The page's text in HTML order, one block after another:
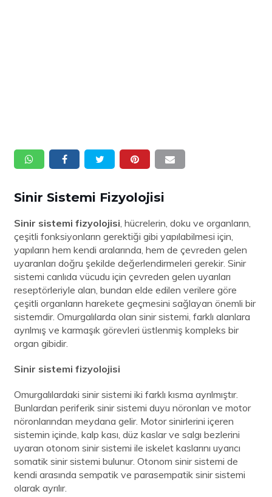
Sinir Sistemi Fizyolojisi
Sinir sistemi fizyolojisi , hücrelerin, doku ve organların,
çeşitli fonksiyonların gerektiği gibi yapılabilmesi için,
yapıların hem kendi aralarında, hem de çevreden gelen
uyaranları doğru şekilde değerlendirmeleri gerekir. Sinir
sistemi canlıda vücudu için çevreden gelen uyarıları
reseptörleriyle alan, bundan elde edilen verilere göre
çeşitli organların harekete geçmesini sağlayan önemli bir
sistemdir. Omurgalılarda olan sinir sistemi, farklı alanlara
ayrılmış ve karmaşık görevleri üstlenmiş kompleks bir
organ gibidir.
Sinir sistemi fizyolojisi
Omurgalılardaki sinir sistemi iki farklı kısma ayrılmıştır.
Bunlardan periferik sinir sistemi duyu nöronları ve motor
nöronlarından meydana gelir. Motor sinirlerini içeren
sistemin içinde, kalp kası, düz kaslar ve salgı bezlerini
uyaran otonom sinir sistemi ile iskelet kaslarını uyarıcı
somatik sinir sistemi bulunur. Otonom sinir sistemi de
kendi arasında sempatik ve parasempatik sinir sistemi
olarak ayrılır.